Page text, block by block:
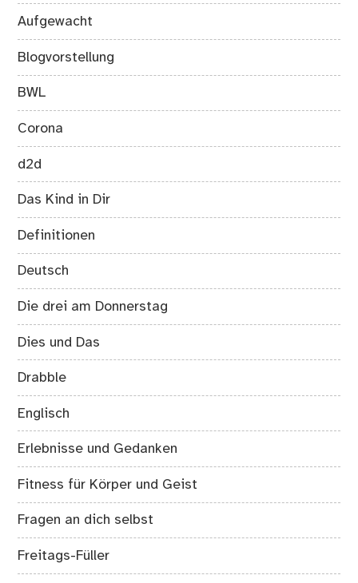
Aufgewacht
Blogvorstellung
BWL
Corona
d2d
Das Kind in Dir
Definitionen
Deutsch
Die drei am Donnerstag
Dies und Das
Drabble
Englisch
Erlebnisse und Gedanken
Fitness für Körper und Geist
Fragen an dich selbst
Freitags-Füller